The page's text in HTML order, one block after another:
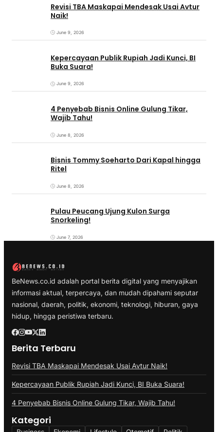
Revisi TBA Maskapai Mendesak Usai Avtur
Naik!
June 9, 2026
Kepercayaan Publik Rupiah Jadi Kunci, BI
Buka Suara!
June 9, 2026
4 Penyebab Bisnis Online Gulung Tikar,
Wajib Tahu!
June 8, 2026
Bisnis Tommy Soeharto Dari Kapal hingga
Ritel
June 8, 2026
Pulau Peucang Ujung Kulon Surga
Snorkeling!
June 7, 2026
BeNews.co.id adalah portal berita digital yang menyajikan
informasi aktual, terpercaya, dan mudah dipahami seputar
nasional, daerah, politik, ekonomi, teknologi, hiburan, gaya
hidup, hingga peristiwa terbaru.
Berita Terbaru
Revisi TBA Maskapai Mendesak Usai Avtur Naik!
Kepercayaan Publik Rupiah Jadi Kunci, BI Buka Suara!
4 Penyebab Bisnis Online Gulung Tikar, Wajib Tahu!
Kategori